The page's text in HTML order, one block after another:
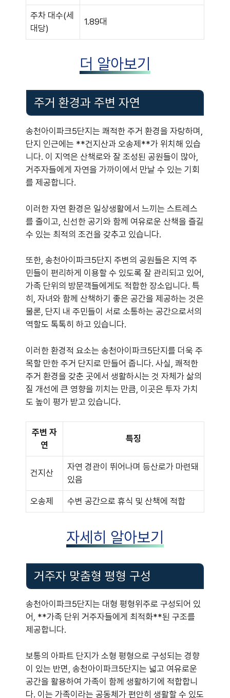
주차 대수(세
대당)
1.89대
더 알아보기
주거 환경과 주변 자연
송천아이파크5단지는 쾌적한 주거 환경을 자랑하며,
단지 인근에는 **건지산과 오송제**가 위치해 있습
니다. 이 지역은 산책로와 잘 조성된 공원들이 많아,
거주자들에게 자연을 가까이에서 만날 수 있는 기회
를 제공합니다.
이러한 자연 환경은 일상생활에서 느끼는 스트레스
를 줄이고, 신선한 공기와 함께 여유로운 산책을 즐길
수 있는 최적의 조건을 갖추고 있습니다.
또한, 송천아이파크5단지 주변의 공원들은 지역 주
민들이 편리하게 이용할 수 있도록 잘 관리되고 있어,
가족 단위의 방문객들에게도 적합한 장소입니다. 특
히, 자녀와 함께 산책하기 좋은 공간을 제공하는 것은
물론, 단지 내 주민들이 서로 소통하는 공간으로서의
역할도 톡톡히 하고 있습니다.
이러한 환경적 요소는 송천아이파크5단지를 더욱 주
목할 만한 주거 단지로 만들어 줍니다. 사실, 쾌적한
주거 환경을 갖춘 곳에서 생활하시는 것 자체가 삶의
질 개선에 큰 영향을 끼치는 만큼, 이곳은 투자 가치
도 높이 평가 받고 있습니다.
주변 자
연
특징
건지산
자연 경관이 뛰어나며 등산로가 마련돼
있음
오송제 수변 공간으로 휴식 및 산책에 적합
자세히 알아보기
거주자 맞춤형 평형 구성
송천아이파크5단지는 대형 평형위주로 구성되어 있
어, **가족 단위 거주자들에게 최적화**된 구조를
제공합니다.
보통의 아파트 단지가 소형 평형으로 구성되는 경향
이 있는 반면, 송천아이파크5단지는 넓고 여유로운
공간을 활용하여 가족이 함께 생활하기에 적합합니
다. 이는 가족이라는 공동체가 편안히 생활할 수 있도